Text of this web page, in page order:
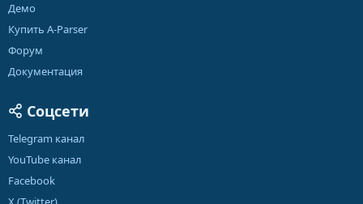
InJlc3VsdCI6ImRhdGEiLCJyZWdleCI6Ilx1MDQxY1x1MDQzNVx1MDQ
0MVx1MDQ0
TA0NGNcdTA0
NDFcdTA0NDJcdTA0MzJcdTA0MzA8L3RkPjx0ZD4oLio/KTwiLCJyZWdl
N1bHRz
joiZGF0
YSIsInJlZ2V4IjoibWVzc2FnZSZ0bz0oLio/KVwiPiIsInJlZ2V4VHlwZSI6In
LCJyZXN1bHRUeXBlIjoiZmxhdCIsImFycmF5TmFtZSI6IiIsInJlc3VsdH
Демо
Купить A-Parser
Форум
Документация
Соцсети
Telegram канал
YouTube канал
Facebook